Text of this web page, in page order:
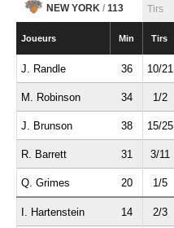
NEW YORK / 113 Tirs
Joueurs Min Tirs
J. Randle 36 10/21
M. Robinson 34 1/2
J. Brunson 38 15/25
R. Barrett 31 3/11
Q. Grimes 20 1/5
I. Hartenstein 14 2/3